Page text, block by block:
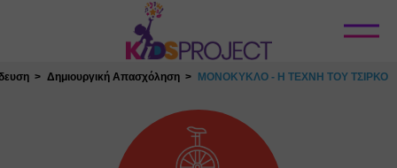
Κλείσιμο
Δημιουργική Απασχόληση ΜΟΝΟΚΥΚΛΟ - Η ΤΕΧΝΗ ΤΟΥ ΤΣΙΡΚΟ